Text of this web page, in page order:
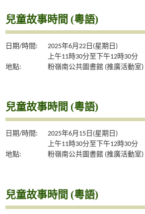
兒童故事時間 (粵語)
日期/時間:
2025年6月22日(星期日)
上午11時30分至下午12時30分
地點:
粉嶺南公共圖書館 (推廣活動室)
兒童故事時間 (粵語)
日期/時間:
2025年6月15日(星期日)
上午11時30分至下午12時30分
地點:
粉嶺南公共圖書館 (推廣活動室)
兒童故事時間 (粵語)